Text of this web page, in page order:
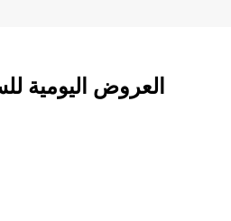
العروض اليومية